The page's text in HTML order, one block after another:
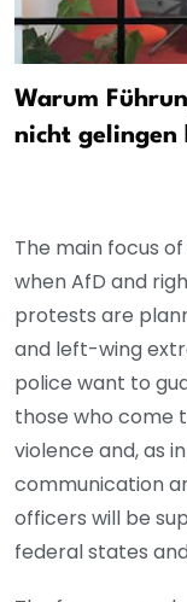
Warum
nicht gelingen
The main focus
when AfD and
protests are
and left-wing
police want to
those who come
violence and, as
communication
officers will be
federal states